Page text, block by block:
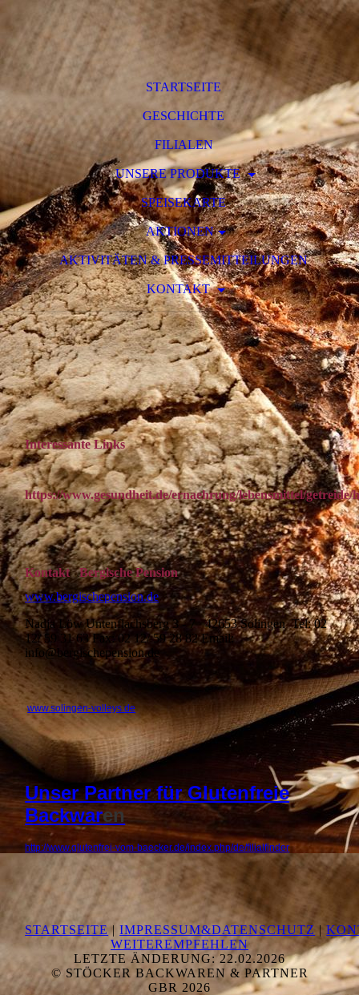
STARTSEITE
GESCHICHTE
FILIALEN
UNSERE PRODUKTE
SPEISEKARTE
AKTIONEN
AKTIVITÄTEN & PRESSEMITTEILUNGEN
KONTAKT
Interessante Links
https://www.gesundheit.de/ernaehrung/lebensmittel/getreide/
Kontakt Bergische Pension
www.bergischepension.de
Nadja Löw Untenflachsberg 3 - 7 42653 Solingen Tel: 02
12/ 59 31 63 Fax: 02 12/ 59 28 82 Email:
info@bergischepension.de
www.solingen-volleys.de
Unser Partner für Glutenfreie
Backwaren
http://www.glutenfrei-vom-baecker.de/index.php/de/filialfinder
STARTSEITE |IMPRESSUM&DATENSCHUTZ |
WEITEREMPFEHLEN
LETZTE ÄNDERUNG: 22.02.2026
© STÖCKER BACKWAREN & PARTNER
GBR 2026